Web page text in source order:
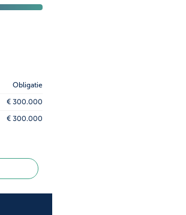
Obligatie
€ 300.000
€ 300.000